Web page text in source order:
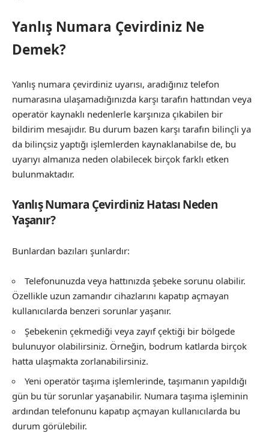
Yanlış Numara Çevirdiniz Ne
Demek?
Yanlış numara çevirdiniz uyarısı, aradığınız telefon
numarasına ulaşamadığınızda karşı tarafın hattından veya
operatör kaynaklı nedenlerle karşınıza çıkabilen bir
bildirim mesajıdır. Bu durum bazen karşı tarafın bilinçli ya
da bilinçsiz yaptığı işlemlerden kaynaklanabilse de, bu
uyarıyı almanıza neden olabilecek birçok farklı etken
bulunmaktadır.
Yanlış Numara Çevirdiniz Hatası Neden
Yaşanır?
Bunlardan bazıları şunlardır:
Telefonunuzda veya hattınızda şebeke sorunu olabilir.
Özellikle uzun zamandır cihazlarını kapatıp açmayan
kullanıcılarda benzeri sorunlar yaşanır.
Şebekenin çekmediği veya zayıf çektiği bir bölgede
bulunuyor olabilirsiniz. Örneğin, bodrum katlarda birçok
hatta ulaşmakta zorlanabilirsiniz.
Yeni operatör taşıma işlemlerinde, taşımanın yapıldığı
gün bu tür sorunlar yaşanabilir. Numara taşıma işleminin
ardından telefonunu kapatıp açmayan kullanıcılarda bu
durum görülebilir.